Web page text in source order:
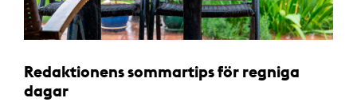
Redaktionens sommartips för regniga
dagar